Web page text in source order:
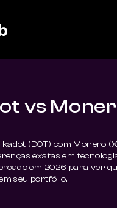
vs
(DOT) com Monero
exatas em
em 2026 para ver
seu portfólio.